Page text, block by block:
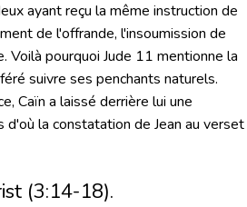
ayant reçu la même instruction de
de l'offrande, l'insoumission de
Voilà pourquoi Jude 11 mentionne la
suivre ses penchants naturels.
Caïn a laissé derrière lui une
la constatation de Jean au verset
(3:14-18).